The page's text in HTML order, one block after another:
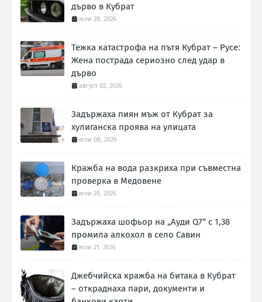
дърво в Кубрат
юли 28, 2026
Тежка катастрофа на пътя Кубрат – Русе:
Жена пострада сериозно след удар в
дърво
август 02, 2026
Задържаха пиян мъж от Кубрат за
хулиганска проява на улицата
юли 08, 2026
Кражба на вода разкриха при съвместна
проверка в Медовене
юли 28, 2026
Задържаха шофьор на „Ауди Q7“ с 1,38
промила алкохол в село Савин
юли 21, 2026
Джебчийска кражба на битака в Кубрат
– откраднаха пари, документи и